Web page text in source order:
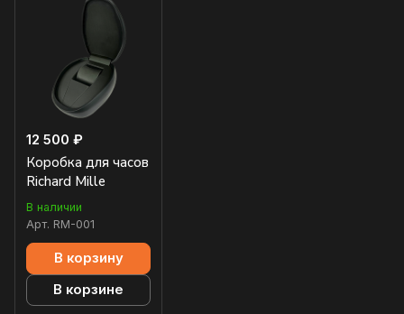
12 500 ₽
Коробка для часов
Richard Mille
В наличии
Арт. RM-001
В корзину
В корзине